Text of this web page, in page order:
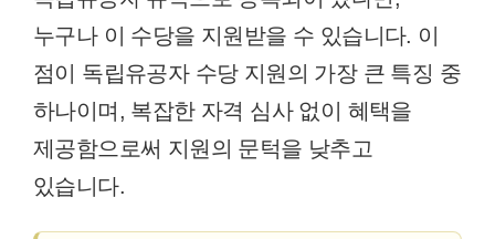
누구나 이 수당을 지원받을 수 있습니다. 이
점이 독립유공자 수당 지원의 가장 큰 특징 중
하나이며, 복잡한 자격 심사 없이 혜택을
제공함으로써 지원의 문턱을 낮추고
있습니다.